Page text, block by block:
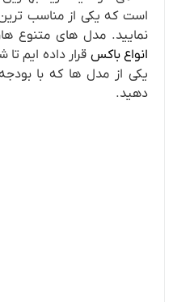
است که یکی از مناسب
نمایید. مدل های متنوع
انواع باکس قرار داده ایم
یکی از مدل ها که با
دهید.